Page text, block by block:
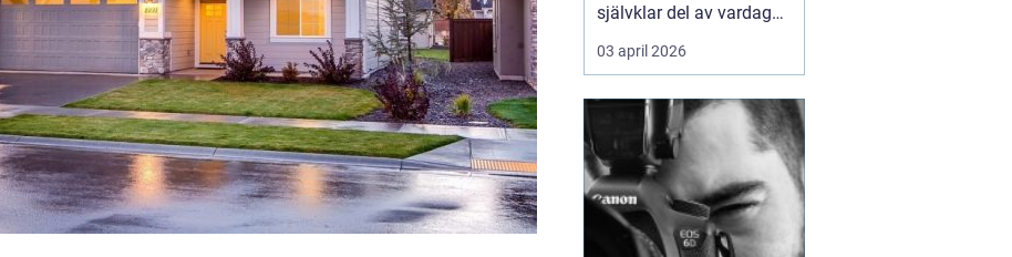
självklar del av vardagen
till något många skjuter
upp. Mobilen är full av
tomma. Samtidigt har
viljan att omge sig med
personliga motiv...
03 april 2026